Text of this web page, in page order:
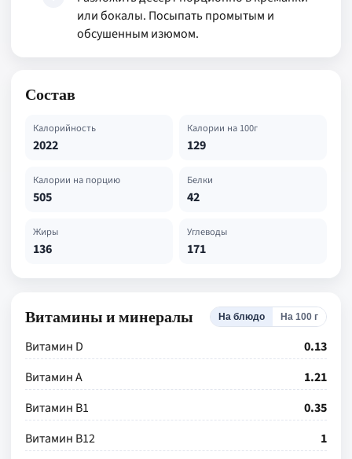
или бокалы. Посыпать промытым и
обсушенным изюмом.
Состав
Калорийность
2022
Калории на 100г
129
Калории на порцию
505
Белки
42
Жиры
136
Углеводы
171
Витамины и минералы На блюдо На 100 г
Витамин D
0.13
Витамин А
1.21
Витамин В1
0.35
Витамин В12
1